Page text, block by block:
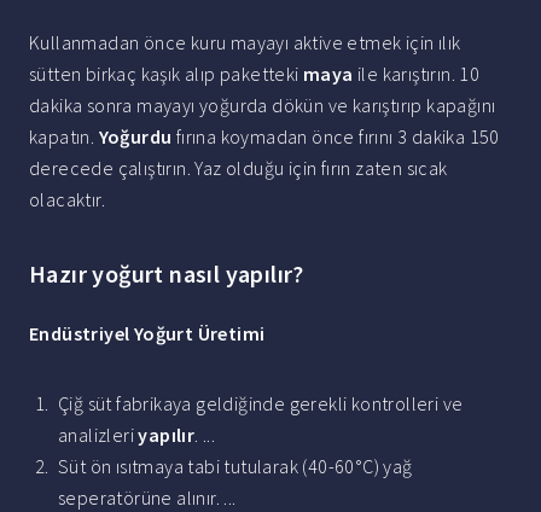
Kullanmadan önce kuru mayayı aktive etmek için ılık
sütten birkaç kaşık alıp paketteki maya ile karıştırın. 10
dakika sonra mayayı yoğurda dökün ve karıştırıp kapağını
kapatın. Yoğurdu fırına koymadan önce fırını 3 dakika 150
derecede çalıştırın. Yaz olduğu için fırın zaten sıcak
olacaktır.
Hazır yoğurt nasıl yapılır?
Endüstriyel Yoğurt Üretimi
Çiğ süt fabrikaya geldiğinde gerekli kontrolleri ve
analizleriyapılır. ...
Süt ön ısıtmaya tabi tutularak (40-60°C) yağ
seperatörüne alınır. ...